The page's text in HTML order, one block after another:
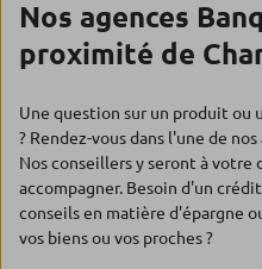
Nos agences
proximité de
Une question sur un produit ou
? Rendez-vous dans l'une de nos
Nos conseillers y seront à votre
accompagner. Besoin d'un
conseils en matière d'épargne
vos biens ou vos proches ?